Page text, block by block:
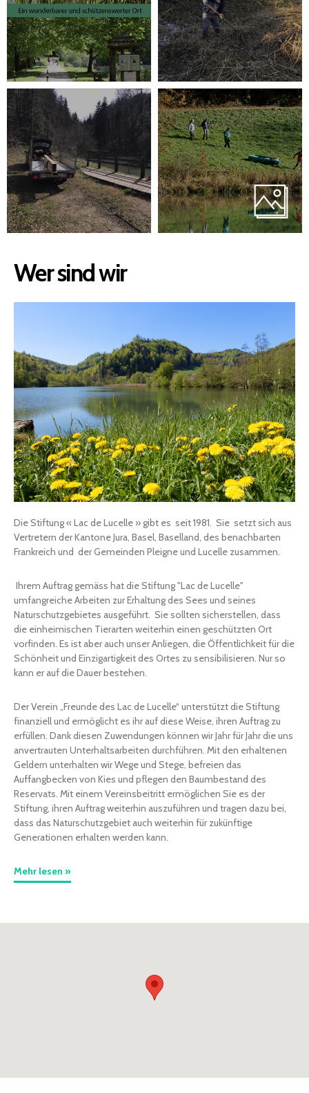
Wer sind wir
Die Stiftung « Lac de Lucelle » gibt es seit 1981. Sie setzt sich aus
Vertretern der Kantone Jura, Basel, Baselland, des benachbarten
Frankreich und der Gemeinden Pleigne und Lucelle zusammen.
Ihrem Auftrag gemäss hat die Stiftung "Lac de Lucelle"
umfangreiche Arbeiten zur Erhaltung des Sees und seines
Naturschutzgebietes ausgeführt. Sie sollten sicherstellen, dass
die einheimischen Tierarten weiterhin einen geschützten Ort
vorfinden. Es ist aber auch unser Anliegen, die Öffentlichkeit für die
Schönheit und Einzigartigkeit des Ortes zu sensibilisieren. Nur so
kann er auf die Dauer bestehen.
Der Verein „Freunde des Lac de Lucelle“ unterstützt die Stiftung
finanziell und ermöglicht es ihr auf diese Weise, ihren Auftrag zu
erfüllen. Dank diesen Zuwendungen können wir Jahr für Jahr die uns
anvertrauten Unterhaltsarbeiten durchführen. Mit den erhaltenen
Geldern unterhalten wir Wege und Stege, befreien das
Auffangbecken von Kies und pflegen den Baumbestand des
Reservats. Mit einem Vereinsbeitritt ermöglichen Sie es der
Stiftung, ihren Auftrag weiterhin auszuführen und tragen dazu bei,
dass das Naturschutzgebiet auch weiterhin für zukünftige
Generationen erhalten werden kann.
Mehr lesen »